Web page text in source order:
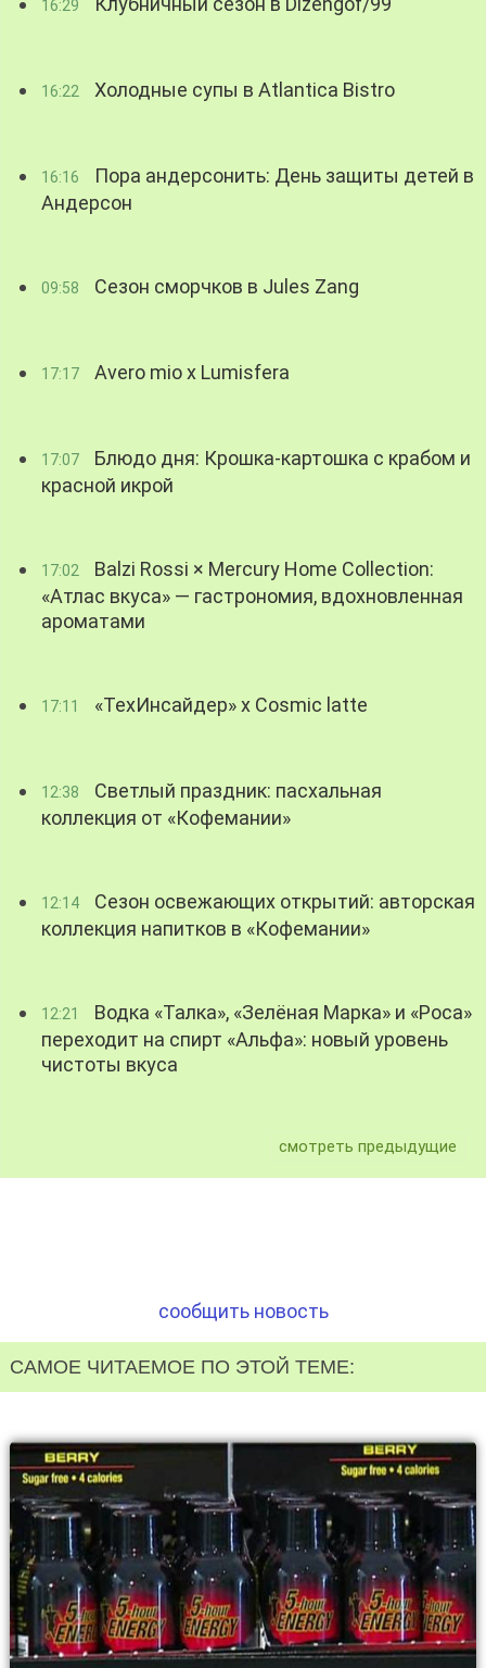
16:29
16:22 Холодные супы в Atlantica Bistro
16:16
Пора андерсонить: День защиты детей в
Андерсон
09:58 Сезон сморчков в Jules Zang
17:17 Avero mio x Lumisfera
17:07
Блюдо дня: Крошка-картошка с крабом и
красной икрой
17:02
Balzi Rossi × Mercury Home Collection:
«Атлас вкуса» — гастрономия, вдохновленная
ароматами
17:11 «ТехИнсайдер» х Cosmic latte
12:38
Светлый праздник: пасхальная
коллекция от «Кофемании»
12:14
Сезон освежающих открытий: авторская
коллекция напитков в «Кофемании»
12:21
Водка «Талка», «Зелёная Марка» и «Роса»
переходит на спирт «Альфа»: новый уровень
чистоты вкуса
смотреть предыдущие
сообщить новость
САМОЕ ЧИТАЕМОЕ ПО ЭТОЙ ТЕМЕ: